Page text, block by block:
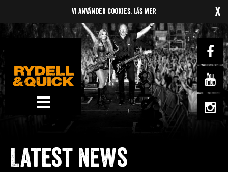
Music
Latest news
Vi använder cookies. Läs mer x